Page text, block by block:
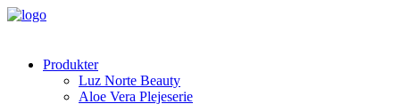
Produkter
Luz Norte Beauty
Aloe Vera Plejeserie